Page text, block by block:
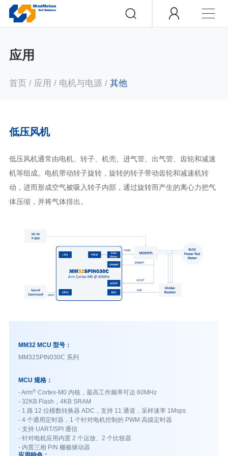
应用
首页 / 应用 / 电机与电源/ 其他
低压风机
低压风机通常由电机、转子、机壳、进气管、出气管、齿轮和减速
机等组成。电机带动转子旋转，旋转的转子带动齿轮和减速机转
动，进而形成空气被吸入转子内部，通过旋转而产生的离心力把气
体压缩，并将气体排出。
MM32 MCU 型号：
MM32SPIN030C 系列
MCU 规格：
- Arm®Cortex-M0 内核，最高工作频率可达 60MHz
- 32KB Flash，4KB SRAM
- 1 路 12 位模数转换器 ADC，支持 11 通道，采样速率 1Msps
- 4 个通用定时器，1 个针对电机控制的 PWM 高级定时器
- 支持 UART/SPI 通信
- 针对电机应用内置 2 个运放、2 个比较器
- 内置三相 P/N 栅极驱动器